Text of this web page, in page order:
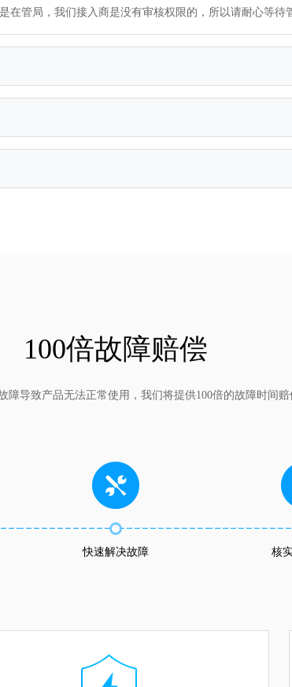
管局，我们接入商是没有审核权限的，所以请耐心等待
100倍故障赔偿
障导致产品无法正常使用，我们将提供100倍的故障时间
快速解决故障 核